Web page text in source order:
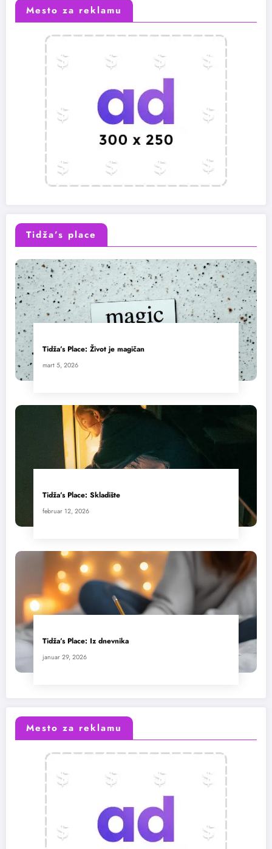
Mesto za reklamu
Tidža’s place
Tidža’s Place: Život je magičan
mart 5, 2026
Tidža’s Place: Skladište
februar 12, 2026
Tidža’s Place: Iz dnevnika
januar 29, 2026
Mesto za reklamu